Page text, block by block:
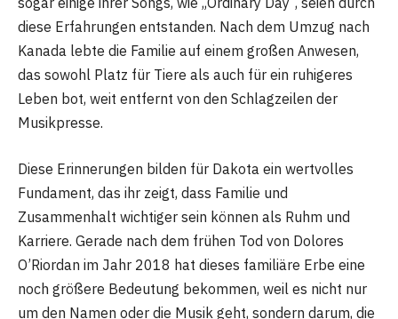
diese Erfahrungen entstanden. Nach dem Umzug nach
Kanada lebte die Familie auf einem großen Anwesen,
das sowohl Platz für Tiere als auch für ein ruhigeres
Leben bot, weit entfernt von den Schlagzeilen der
Musikpresse.
Diese Erinnerungen bilden für Dakota ein wertvolles
Fundament, das ihr zeigt, dass Familie und
Zusammenhalt wichtiger sein können als Ruhm und
Karriere. Gerade nach dem frühen Tod von Dolores
O’Riordan im Jahr 2018 hat dieses familiäre Erbe eine
noch größere Bedeutung bekommen, weil es nicht nur
um den Namen oder die Musik geht, sondern darum, die